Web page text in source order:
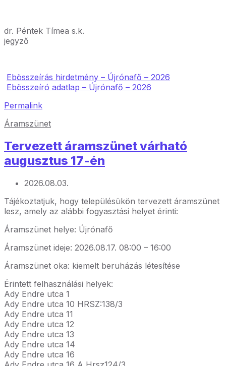
dr. Péntek Tímea s.k.
jegyző
Ebösszeírás hirdetmény – Újrónafő – 2026
Ebösszeíró adatlap – Újrónafő – 2026
Permalink
Áramszünet
Tervezett áramszünet várható
augusztus 17-én
2026.08.03.
Tájékoztatjuk, hogy településükön tervezett áramszünet
lesz, amely az alábbi fogyasztási helyet érinti:
Áramszünet helye: Újrónafő
Áramszünet ideje: 2026.08.17. 08:00 – 16:00
Áramszünet oka: kiemelt beruházás létesítése
Érintett felhasználási helyek:
Ady Endre utca 1
Ady Endre utca 10 HRSZ:138/3
Ady Endre utca 11
Ady Endre utca 12
Ady Endre utca 13
Ady Endre utca 14
Ady Endre utca 16